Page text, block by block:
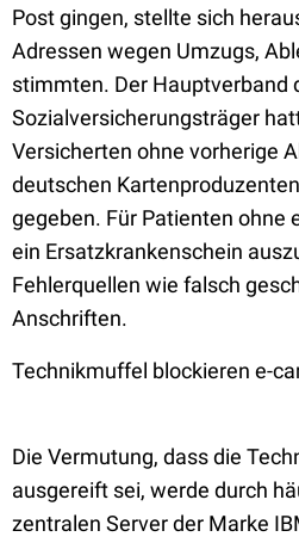
Post gingen, stellte sich
Adressen wegen Umzugs,
stimmten. Der Hauptverband
Sozialversicherungsträger
Versicherten ohne vorherige
deutschen Kartenproduzenten
gegeben. Für Patienten ohne
ein Ersatzkrankenschein
Fehlerquellen wie falsch
Anschriften.
Technikmuffel blockieren e-
Die Vermutung, dass die
ausgereift sei, werde durch
zentralen Server der Marke